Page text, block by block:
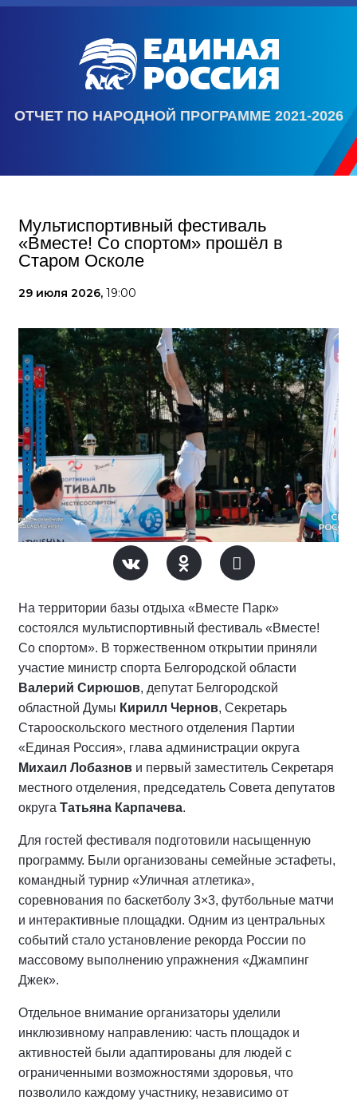
ОТЧЕТ ПО НАРОДНОЙ ПРОГРАММЕ 2021-2026
Мультиспортивный фестиваль
«Вместе! Со спортом» прошёл в
Старом Осколе
29 июля 2026, 19:00
На территории базы отдыха «Вместе Парк»
состоялся мультиспортивный фестиваль «Вместе!
Со спортом». В торжественном открытии приняли
участие министр спорта Белгородской области
Валерий Сирюшов, депутат Белгородской
областной Думы Кирилл Чернов, Секретарь
Старооскольского местного отделения Партии
«Единая Россия», глава администрации округа
Михаил Лобазнов и первый заместитель Секретаря
местного отделения, председатель Совета депутатов
округа Татьяна Карпачева.
Для гостей фестиваля подготовили насыщенную
программу. Были организованы семейные эстафеты,
командный турнир «Уличная атлетика»,
соревнования по баскетболу 3×3, футбольные матчи
и интерактивные площадки. Одним из центральных
событий стало установление рекорда России по
массовому выполнению упражнения «Джампинг
Джек».
Отдельное внимание организаторы уделили
инклюзивному направлению: часть площадок и
активностей были адаптированы для людей с
ограниченными возможностями здоровья, что
позволило каждому участнику, независимо от